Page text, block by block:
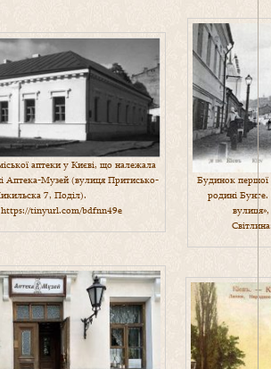
аптеки у Києві, що належала
Аптека-Музей (вулиця Притисько-
7, Поділ).
https://tinyurl.com/bdfnn49e
Будинок першої
родині